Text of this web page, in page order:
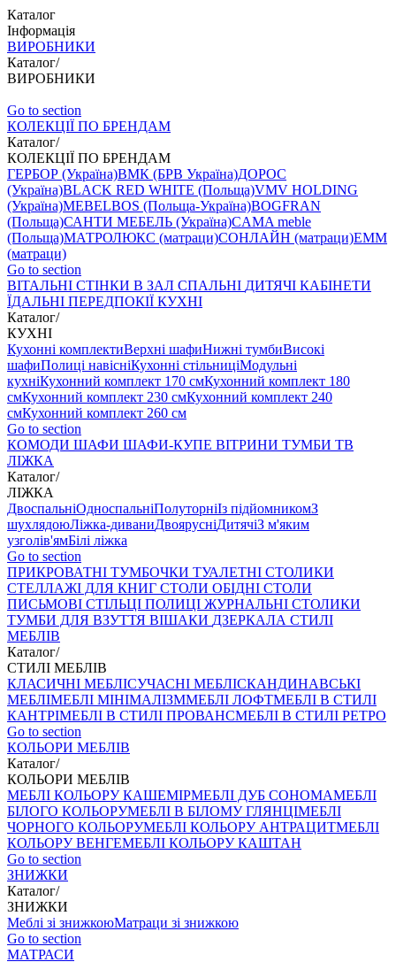
Каталог
Інформація
ВИРОБНИКИ
Каталог/
ВИРОБНИКИ
Go to section
КОЛЕКЦІЇ ПО БРЕНДАМ
Каталог/
КОЛЕКЦІЇ ПО БРЕНДАМ
ГЕРБОР (Україна)ВМК (БРВ Україна)ДОРОС
(Україна)BLACK RED WHITE (Польща)VMV HOLDING
(Україна)MEBELBOS (Польща-Україна)BOGFRAN
(Польща)САНТИ МЕБЕЛЬ (Україна)CAMA meble
(Польща)МАТРОЛЮКС (матраци)СОНЛАЙН (матраци)EMM
(матраци)
Go to section
ВIТАЛЬНI СТІНКИ В ЗАЛ СПАЛЬНІ ДИТЯЧІ КАБІНЕТИ
ЇДАЛЬНI ПЕРЕДПОКІЇ КУХНІ
Каталог/
КУХНІ
Кухонні комплектиВерхні шафиНижні тумбиВисокі
шафиПолиці навісніКухонні стільниціМодульні
кухніКухонний комплект 170 смКухонний комплект 180
смКухонний комплект 230 смКухонний комплект 240
смКухонний комплект 260 см
Go to section
КОМОДИ ШАФИ ШАФИ-КУПЕ ВІТРИНИ ТУМБИ ТВ
ЛІЖКА
Каталог/
ЛІЖКА
ДвоспальніОдноспальніПолуторніІз підйомникомЗ
шухлядоюЛіжка-диваниДвоярусніДитячіЗ м'яким
узголів'ямБілі ліжка
Go to section
ПРИКРОВАТНІ ТУМБОЧКИ ТУАЛЕТНІ СТОЛИКИ
СТЕЛЛАЖІ ДЛЯ КНИГ СТОЛИ ОБІДНІ СТОЛИ
ПИСЬМОВІ СТІЛЬЦI ПОЛИЦІ ЖУРНАЛЬНІ СТОЛИКИ
ТУМБИ ДЛЯ ВЗУТТЯ ВІШАКИ ДЗЕРКАЛА СТИЛІ
МЕБЛІВ
Каталог/
СТИЛІ МЕБЛІВ
КЛАСИЧНІ МЕБЛІСУЧАСНІ МЕБЛІСКАНДИНАВСЬКІ
МЕБЛІМЕБЛІ МІНІМАЛІЗММЕБЛІ ЛОФТМЕБЛІ В СТИЛІ
КАНТРІМЕБЛІ В СТИЛІ ПРОВАНСМЕБЛІ В СТИЛІ РЕТРО
Go to section
КОЛЬОРИ МЕБЛІВ
Каталог/
КОЛЬОРИ МЕБЛІВ
МЕБЛІ КОЛЬОРУ КАШЕМІРМЕБЛІ ДУБ СОНОМАМЕБЛІ
БІЛОГО КОЛЬОРУМЕБЛІ В БІЛОМУ ГЛЯНЦІМЕБЛІ
ЧОРНОГО КОЛЬОРУМЕБЛІ КОЛЬОРУ АНТРАЦИТМЕБЛІ
КОЛЬОРУ ВЕНГЕМЕБЛІ КОЛЬОРУ КАШТАН
Go to section
ЗНИЖКИ
Каталог/
ЗНИЖКИ
Меблі зі знижкоюМатраци зі знижкою
Go to section
МАТРАСИ